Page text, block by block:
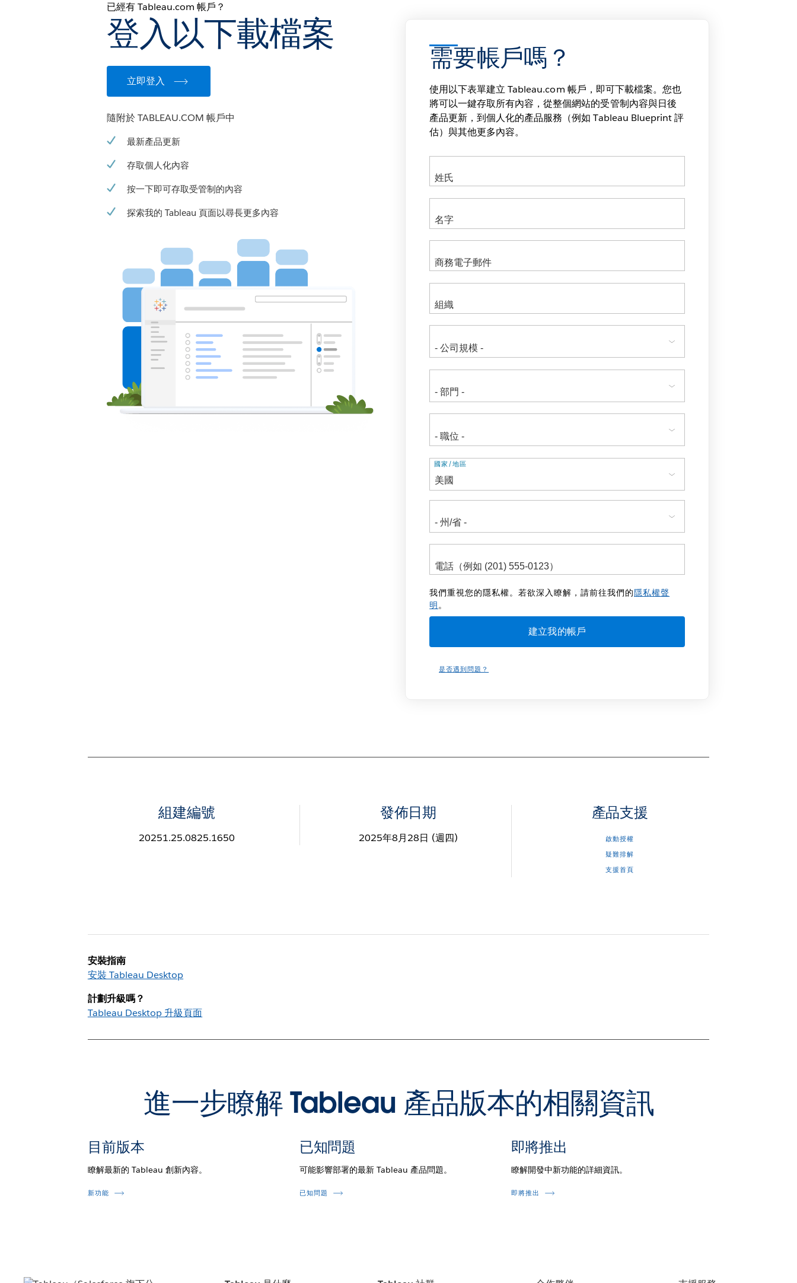
已經有 Tableau.com 帳戶？
登入以下載檔案
立即登入
隨附於 TABLEAU.COM 帳戶中
最新產品更新
存取個人化內容
按一下即可存取受管制的內容
探索我的 Tableau 頁面以尋長更多內容
需要帳戶嗎？
使用以下表單建立 Tableau.com 帳戶，即可下載檔案。您也
將可以一鍵存取所有內容，從整個網站的受管制內容與日後
產品更新，到個人化的產品服務（例如 Tableau Blueprint 評
估）與其他更多內容。
地
址
國家/地區
我們重視您的隱私權。若欲深入瞭解，請前往我們的隱私權聲
明。
是否遇到問題？
組建編號
20251.25.0825.1650
發佈日期
2025年8月28日 (週四)
產品支援
啟動授權
疑難排解
支援首頁
安裝指南
安裝 Tableau Desktop
計劃升級嗎？
Tableau Desktop 升級頁面
進一步瞭解 Tableau 產品版本的相關資訊
目前版本
瞭解最新的 Tableau 創新內容。
新功能
已知問題
可能影響部署的最新 Tableau 產品問題。
已知問題
即將推出
瞭解開發中新功能的詳細資訊。
即將推出